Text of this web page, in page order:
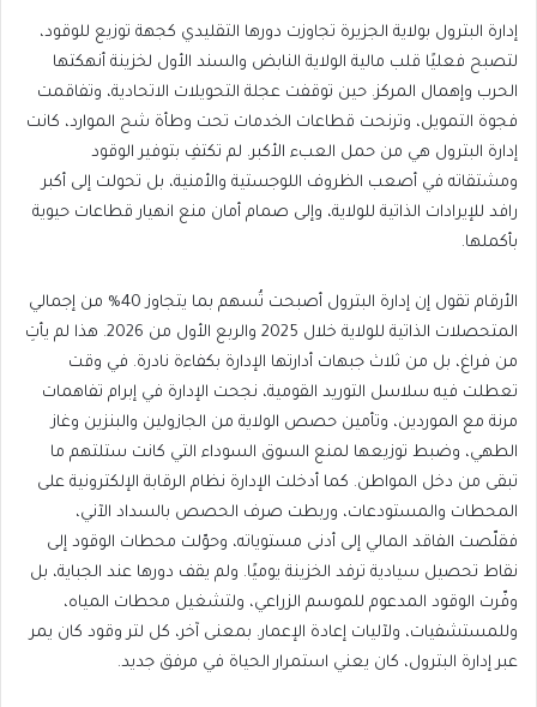
إدارة البترول بولاية الجزيرة تجاوزت دورها التقليدي كجهة توزيع للوقود،
لتصبح فعليًا قلب مالية الولاية النابض والسند الأول لخزينة أنهكتها
الحرب وإهمال المركز. حين توقفت عجلة التحويلات الاتحادية، وتفاقمت
فجوة التمويل، وترنحت قطاعات الخدمات تحت وطأة شح الموارد، كانت
إدارة البترول هي من حمل العبء الأكبر. لم تكتفِ بتوفير الوقود
ومشتقاته في أصعب الظروف اللوجستية والأمنية، بل تحولت إلى أكبر
رافد للإيرادات الذاتية للولاية، وإلى صمام أمان منع انهيار قطاعات حيوية
بأكملها.
الأرقام تقول إن إدارة البترول أصبحت تُسهم بما يتجاوز 40% من إجمالي
المتحصلات الذاتية للولاية خلال 2025 والربع الأول من 2026. هذا لم يأتِ
من فراغ، بل من ثلاث جبهات أدارتها الإدارة بكفاءة نادرة. في وقت
تعطلت فيه سلاسل التوريد القومية، نجحت الإدارة في إبرام تفاهمات
مرنة مع الموردين، وتأمين حصص الولاية من الجازولين والبنزين وغاز
الطهي، وضبط توزيعها لمنع السوق السوداء التي كانت ستلتهم ما
تبقى من دخل المواطن. كما أدخلت الإدارة نظام الرقابة الإلكترونية على
المحطات والمستودعات، وربطت صرف الحصص بالسداد الآني،
فقلّصت الفاقد المالي إلى أدنى مستوياته، وحوّلت محطات الوقود إلى
نقاط تحصيل سيادية ترفد الخزينة يوميًا. ولم يقف دورها عند الجباية، بل
وفّرت الوقود المدعوم للموسم الزراعي، ولتشغيل محطات المياه،
وللمستشفيات، ولآليات إعادة الإعمار. بمعنى آخر، كل لتر وقود كان يمر
عبر إدارة البترول، كان يعني استمرار الحياة في مرفق جديد.